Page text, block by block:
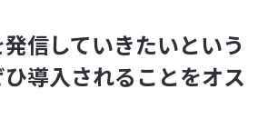
信していきたいという
導入されることをオス